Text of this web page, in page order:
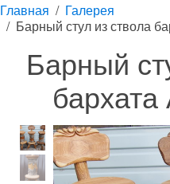
Главная
Галерея
Барный стул из ствола
Барный
бархата